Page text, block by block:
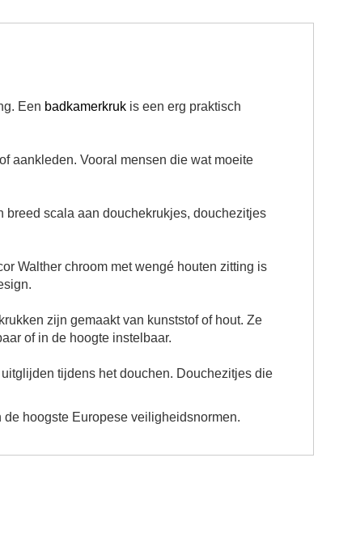
Een badkamerkruk is een erg praktisch
aankleden. Vooral mensen die wat moeite
breed scala aan douchekrukjes, douchezitjes
Walther chroom met wengé houten zitting is
zijn gemaakt van kunststof of hout. Ze
of in de hoogte instelbaar.
tijdens het douchen. Douchezitjes die
hoogste Europese veiligheidsnormen.